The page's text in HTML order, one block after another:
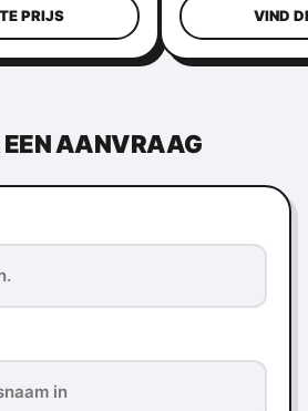
PRIJS VIND
EEN AANVRAAG